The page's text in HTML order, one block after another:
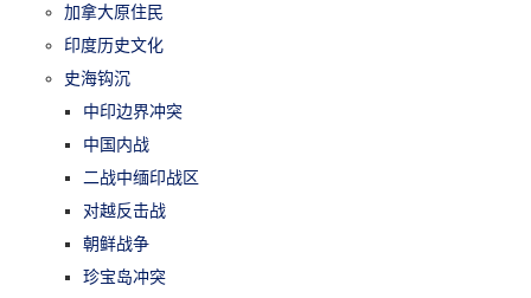
加拿大原住民
印度历史文化
史海钩沉
中印边界冲突
中国内战
二战中缅印战区
对越反击战
朝鲜战争
珍宝岛冲突